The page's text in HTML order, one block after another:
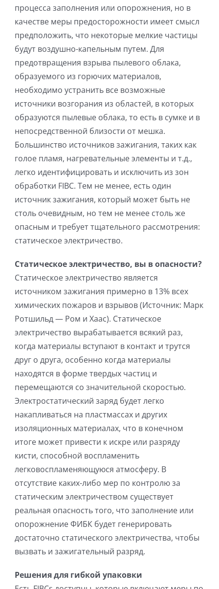
процесса заполнения или опорожнения, но в
качестве меры предосторожности имеет смысл
предположить, что некоторые мелкие частицы
будут воздушно-капельным путем. Для
предотвращения взрыва пылевого облака,
образуемого из горючих материалов,
необходимо устранить все возможные
источники возгорания из областей, в которых
образуются пылевые облака, то есть в сумке и в
непосредственной близости от мешка.
Большинство источников зажигания, таких как
голое пламя, нагревательные элементы и т.д.,
легко идентифицировать и исключить из зон
обработки FIBC. Тем не менее, есть один
источник зажигания, который может быть не
столь очевидным, но тем не менее столь же
опасным и требует тщательного рассмотрения:
статическое электричество.
Статическое электричество, вы в опасности?
Статическое электричество является
источником зажигания примерно в 13% всех
химических пожаров и взрывов (Источник: Марк
Ротшильд — Ром и Хаас). Статическое
электричество вырабатывается всякий раз,
когда материалы вступают в контакт и трутся
друг о друга, особенно когда материалы
находятся в форме твердых частиц и
перемещаются со значительной скоростью.
Электростатический заряд будет легко
накапливаться на пластмассах и других
изоляционных материалах, что в конечном
итоге может привести к искре или разряду
кисти, способной воспламенить
легковоспламеняющуюся атмосферу. В
отсутствие каких-либо мер по контролю за
статическим электричеством существует
реальная опасность того, что заполнение или
опорожнение ФИБК будет генерировать
достаточно статического электричества, чтобы
вызвать и зажигательный разряд.
Решения для гибкой упаковки